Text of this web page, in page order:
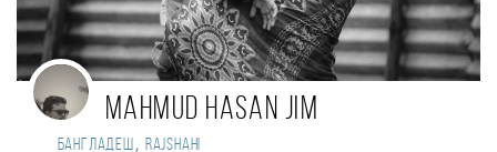
Mahmud Hasan Jim
Бангладеш, Rajshahi